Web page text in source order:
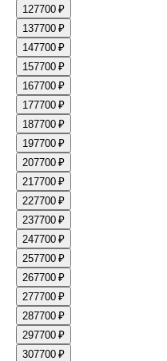
127700 ₽
137700 ₽
147700 ₽
157700 ₽
167700 ₽
177700 ₽
187700 ₽
197700 ₽
207700 ₽
217700 ₽
227700 ₽
237700 ₽
247700 ₽
257700 ₽
267700 ₽
277700 ₽
287700 ₽
297700 ₽
307700 ₽